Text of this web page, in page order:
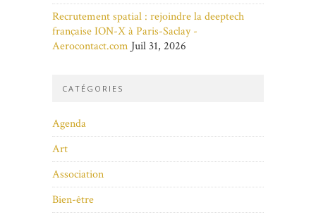
Recrutement spatial : rejoindre la deeptech
française ION-X à Paris-Saclay -
Aerocontact.com Juil 31, 2026
CATÉGORIES
Agenda
Art
Association
Bien-être